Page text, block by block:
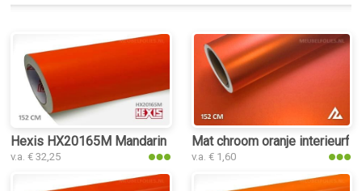
Hexis HX20165M Mandarin Red Matt interieurfolie
v.a. € 32,25
Mat chroom oranje
v.a. € 1,60